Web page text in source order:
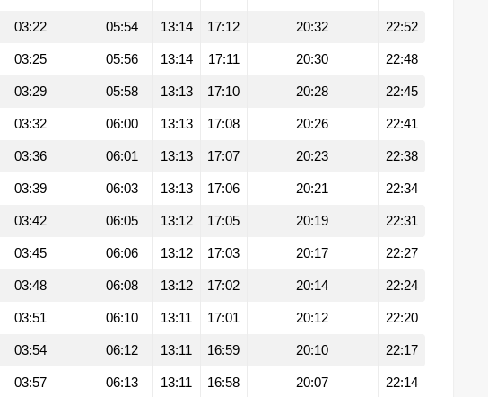
03:22 05:54 13:14 17:12 20:32 22:52
03:25 05:56 13:14 17:11 20:30 22:48
03:29 05:58 13:13 17:10 20:28 22:45
03:32 06:00 13:13 17:08 20:26 22:41
03:36 06:01 13:13 17:07 20:23 22:38
03:39 06:03 13:13 17:06 20:21 22:34
03:42 06:05 13:12 17:05 20:19 22:31
03:45 06:06 13:12 17:03 20:17 22:27
03:48 06:08 13:12 17:02 20:14 22:24
03:51 06:10 13:11 17:01 20:12 22:20
03:54 06:12 13:11 16:59 20:10 22:17
03:57 06:13 13:11 16:58 20:07 22:14